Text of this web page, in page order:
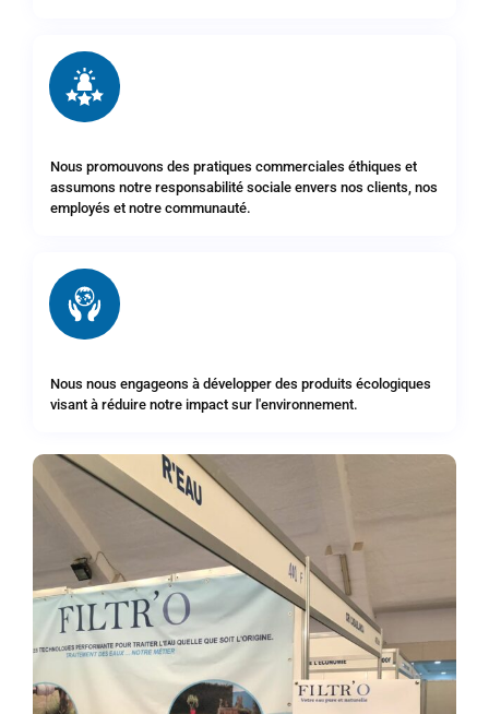
Nous promouvons des pratiques commerciales éthiques et
assumons notre responsabilité sociale envers nos clients, nos
employés et notre communauté.
Nous nous engageons à développer des produits écologiques
visant à réduire notre impact sur l'environnement.